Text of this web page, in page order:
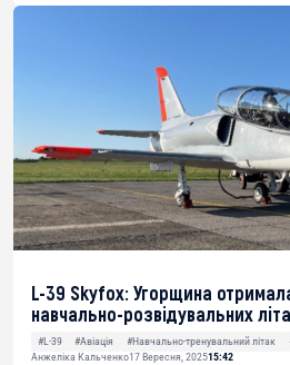
L-39 Skyfox: Угорщина
навчально-розвідувальних
#L-39 #Авіація #Навчально-тренувальний літак
Анжеліка Кальченко17 Вересня, 202515:42